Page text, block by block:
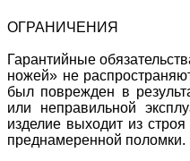
ОГРАНИЧЕНИЯ
Гарантийные
ножей» не
был поврежден в
или неправильной
изделие выходит из
преднамеренной поломки.